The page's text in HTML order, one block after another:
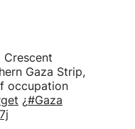
Crescent
Gaza Strip,
occupation
¿#Gaza